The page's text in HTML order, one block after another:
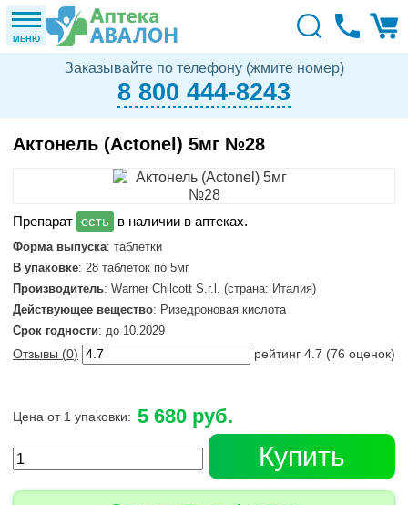
МЕНЮ
Заказывайте по телефону (жмите номер)
8 800 444-8243
Актонель (Actonel) 5мг №28
в наличии в аптеках.
Форма выпуска: таблетки
В упаковке: 28 таблеток по 5мг
Производитель: Warner Chilcott S.r.l. (страна: Италия)
Действующее вещество: Ризедроновая кислота
Срок годности: до 10.2029
Отзывы (0) рейтинг 4.7 (76 оценок)
Цена от 1 упаковки: 5 680 руб.
Купить